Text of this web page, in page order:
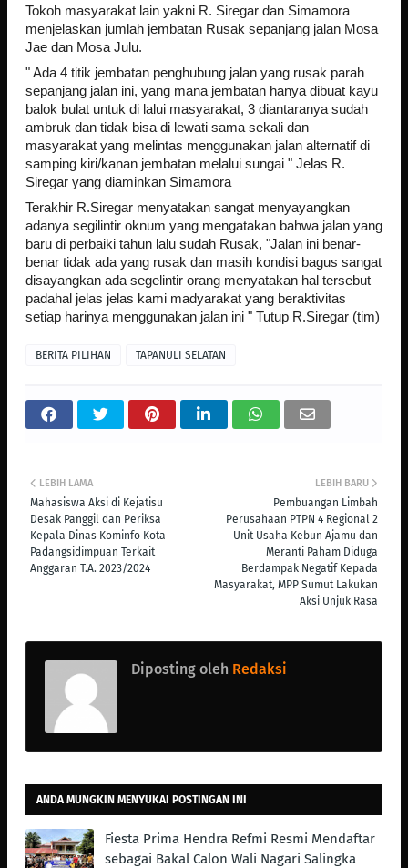
Tokoh masyarakat lain yakni R. Siregar dan Simamora
menjelaskan jumlah jembatan Rusak sepanjang jalan Mosa
Jae dan Mosa Julu.
" Ada 4 titik jembatan penghubung jalan yang rusak parah
sepanjang jalan ini, yang mana jembatan hanya dibuat kayu
balok bulat untuk di lalui masyarakat, 3 diantaranya sudah
ambruk dan tidak bisa di lewati sama sekali dan
masyarakat yang melintas menggunakan jalan alternatif di
samping kiri/kanan jembatan melalui sungai " Jelas R.
Siregar yang diaminkan Simamora
Terakhir R.Siregar menyatakan sangat menyayangkan
adanya segilintir oknum yang mengatakan bahwa jalan yang
baru di perbaiki tahun lalu sudah Rusak, "Jalan ini benar-
benar tidak ada yang rusak dan masih kondisi bagus sangat
disayangkan ada segelintir orang menyatakan hal tersebut
padahal jelas jelas kami madyarakat yang beraktivitas
setiap harinya menggunakan jalan ini " Tutup R.Siregar (tim)
BERITA PILIHAN TAPANULI SELATAN
LEBIH BARU
Pembuangan Limbah
Perusahaan PTPN 4 Regional 2
Unit Usaha Kebun Ajamu dan
Meranti Paham Diduga
Berdampak Negatif Kepada
Masyarakat, MPP Sumut Lakukan
Aksi Unjuk Rasa
LEBIH LAMA
Mahasiswa Aksi di Kejatisu
Desak Panggil dan Periksa
Kepala Dinas Kominfo Kota
Padangsidimpuan Terkait
Anggaran T.A. 2023/2024
Diposting oleh Redaksi
ANDA MUNGKIN MENYUKAI POSTINGAN INI
Fiesta Prima Hendra Refmi Resmi Mendaftar
sebagai Bakal Calon Wali Nagari Salingka